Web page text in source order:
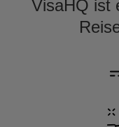
VisaHQ ist